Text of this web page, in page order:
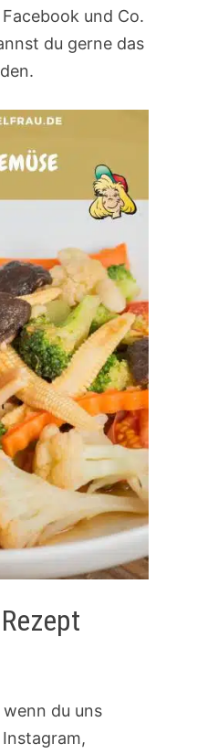
und Co.
du gerne das
du uns